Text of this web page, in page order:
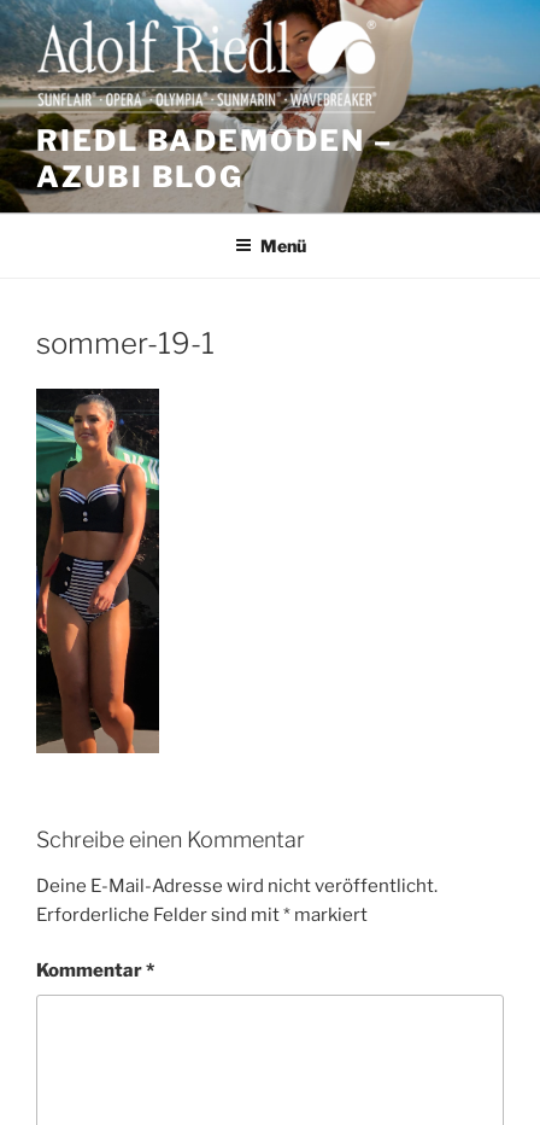
Zum
Inhalt
springen
RIEDL BADEMODEN –
AZUBI BLOG
Menü
sommer-19-1
Schreibe einen Kommentar
Deine E-Mail-Adresse wird nicht veröffentlicht.
Erforderliche Felder sind mit* markiert
Kommentar*